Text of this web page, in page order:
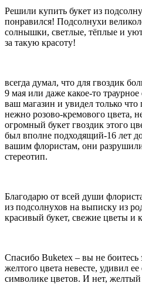
Решили купить букет из
понравился! Подсолнухи
солнышки, светлые, тёплые и
за такую красоту!
всегда думал, что для гвоздик
9 мая или даже какое-то
ваш магазин и увидел только что
нежно розово-кремового цвета,
огромный букет гвоздик этого
был вполне подходящий-16 лет
вашим флористам, они
стереотип.
Благодарю от всей души
из подсолнухов на выписку из
красивый букет, свежие цветы и
Спасибо Buketex – вы не
желтого цвета невесте, удивил
символике цветов. И нет,
Что означают ирисы на языке
Ирис — цветок, поражающий
строгостью, которая сочетается с
Ирисы прекрасно смотрятся не
Белые ирисы символизируют
юной девушки. Жёлтые ирисы не
своим ярким и позитивным
выразить восхищение талантами
Фиолетовые ирисы считаются
духовности. Букет из
безграничное уважение к
символом мужества и храбрости.
Что значит лилия на языке цветов
Лилия – очень ароматный цветок
имеет свой особый смысл на
является символом чистоты,
силе духа и прекрасных